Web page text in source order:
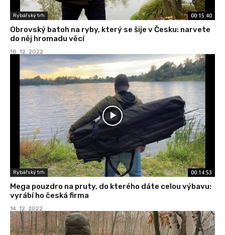
Rybářský trh 00:15:40
Obrovský batoh na ryby, který se šije v Česku: narvete
do něj hromadu věcí
18. 12. 2022
Rybářský trh 00:14:53
Mega pouzdro na pruty, do kterého dáte celou výbavu:
vyrábí ho česká firma
14. 12. 2022